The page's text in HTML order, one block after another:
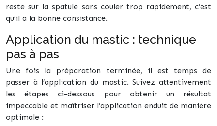
reste sur la spatule sans couler trop rapidement, c’est
qu’il a la bonne consistance.
Application du mastic : technique
pas à pas
Une fois la préparation terminée, il est temps de
passer à l’application du mastic. Suivez attentivement
les étapes ci-dessous pour obtenir un résultat
impeccable et maîtriser l’application enduit de manière
optimale :